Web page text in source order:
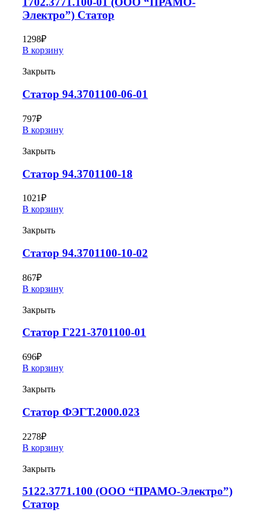
Электро”) Статор
1298₽
В корзину
Закрыть
Статор 94.3701100-06-01
797₽
В корзину
Закрыть
Статор 94.3701100-18
1021₽
В корзину
Закрыть
Статор 94.3701100-10-02
867₽
В корзину
Закрыть
Статор Г221-3701100-01
696₽
В корзину
Закрыть
Статор ФЭГТ.2000.023
2278₽
В корзину
Закрыть
5122.3771.100 (ООО “ПРАМО-Электро”)
Статор